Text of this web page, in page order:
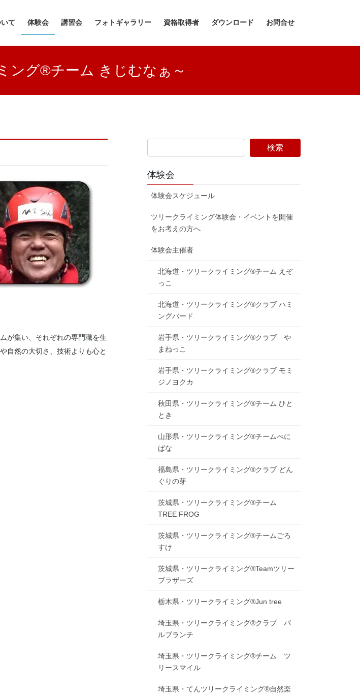
て 体験会 講習会 フォトギャラリー 資格取得者 ダウンロード お問合せ
ング®チーム きじむなぁ～
が集い、それぞれの専門職を生
自然の大切さ、技術よりも心と
体験会
体験会スケジュール
ツリークライミング体験会・イベントを開催
をお考えの方へ
体験会主催者
北海道・ツリークライミング®チーム えぞ
っこ
北海道・ツリークライミング®クラブ ハミ
ングバード
岩手県・ツリークライミング®クラブ や
まねっこ
岩手県・ツリークライミング®クラブ モミ
ジノヨクカ
秋田県・ツリークライミング®チーム ひと
とき
山形県・ツリークライミング®チームべに
ばな
福島県・ツリークライミング®クラブ どん
ぐりの芽
茨城県・ツリークライミング®チーム
TREE FROG
茨城県・ツリークライミング®チームごろ
すけ
茨城県・ツリークライミング®Teamツリー
ブラザーズ
栃木県・ツリークライミング®Jun tree
埼玉県・ツリークライミング®クラブ パ
ルブランチ
埼玉県・ツリークライミング®チーム ツ
リースマイル
埼玉県・てんツリークライミング®自然楽